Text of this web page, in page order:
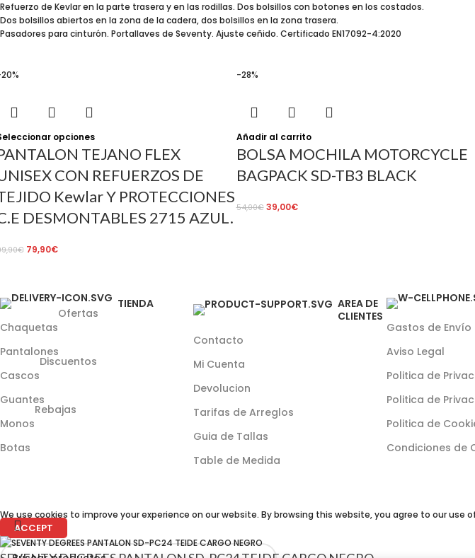
Refuerzo de Kevlar en la parte trasera y en las rodillas. Dos bolsillos con botones en los costados.
Dos bolsillos abiertos en la zona de la cadera, dos bolsillos en la zona trasera.
Pasadores para cinturón. Portallaves de Seventy. Ajuste ceñido. Certificado EN17092-4:2020
opciones
TEJANO FLEX
CON REFUERZOS DE
Kewlar Y PROTECCIONES
DESMONTABLES 2715 AZUL.
€ 79,90€
-28%
Añadir al carrito
BOLSA MOCHILA MOTORCYCLE
BAGPACK SD-TB3 BLACK
54,00€ 39,00€
TIENDA
Chaquetas
Ofertas
Pantalones
Cascos
Discuentos
Guantes
Monos
Rebajas
Botas
AREA DE
CLIENTES
Contacto
Mi Cuenta
Devolucion
Tarifas de Arreglos
Guia de Tallas
Table de Medida
Gastos de Envío
Aviso Legal
Politica de
Politica de
Politica de
Condiciones de
We use cookies to improve your experience on our website. By browsing this website, you agree to our use
ACCEPT